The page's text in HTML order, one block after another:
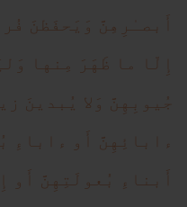
أَبصـٰرِهِنَّ وَيَحفَظنَ
إِلّا ما ظَهَرَ مِنها
جُيوبِهِنَّ وَلا يُبدينَ
ءابائِهِنَّ أَو ءاباءِ
أَبناءِ بُعولَتِهِنَّ أَو